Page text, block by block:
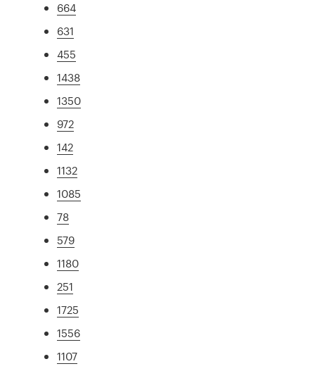
664
631
455
1438
1350
972
142
1132
1085
78
579
1180
251
1725
1556
1107